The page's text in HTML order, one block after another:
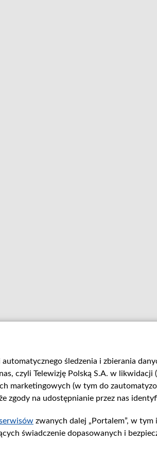
śledzenia i zbierania
czyli Telewizję Polską S.A. w likwidacji
marketingowych (w tym do
zgody na udostępnianie przez nas
zwanych dalej „Portalem”, w
świadczenie dopasowanych i